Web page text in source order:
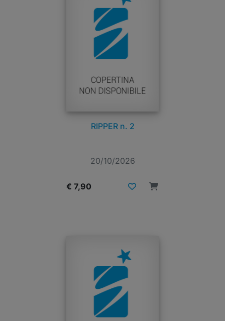
RIPPER n. 2
20/10/2026
€ 7,90